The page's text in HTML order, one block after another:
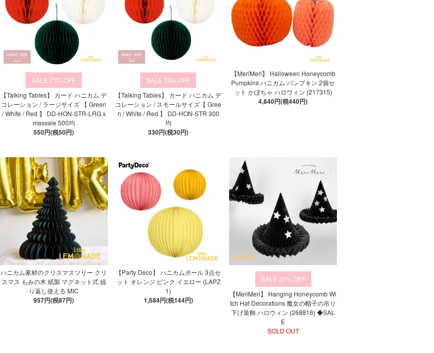
73%
【Talking Tables】 カード ハニカム デ
コレーション / ラージサイズ 【 Green
/ White / Red 】 DD-HON-STR-LRG x
massale 500均
550円(税50円)
76%
【Talking Tables】 カード ハニカム デ
コレーション / スモールサイズ【 Gree
n / White / Red 】 DD-HON-STR 300
均
330円(税30円)
【MeriMeri】 Halloween Honeycomb
Pumpkins ハニカム パンプキン 2個セ
ット かぼちゃ ハロウィン (217315)
4,840円(税440円)
ハニカム素材のクリスマスツリー クリ
スマス もみの木 紙製 マグネット式 繰
り返し使える MIC
957円(税87円)
【Party Deco】 ハニカムボール 3点セ
ット オレンジ ピンク イエロー (LAPZ
1)
1,584円(税144円)
20%
【MeriMeri】 Hanging Honeycomb Wi
tch Hat Decorations 魔女の帽子の吊り
下げ装飾 ハロウィン (268816) ◆SAL
E
SOLD OUT